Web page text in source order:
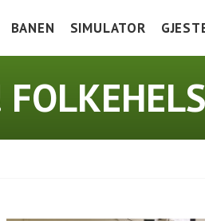
BANEN
GREEN KEEPERS CORNER
TRENINGSFELT
SIMULATOR